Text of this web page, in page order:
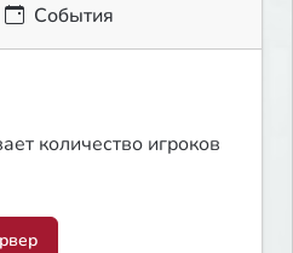
События
количество игроков